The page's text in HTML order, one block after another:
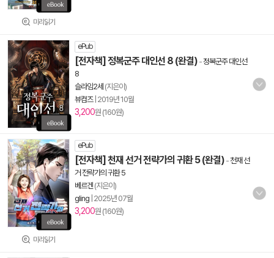
미리읽기
ePub
[전자책] 정복군주 대인선 8 (완결) -정복군주 대인선
8
슬라임2세 (지은이)
뷰컴즈| 2019년 10월
3,200원 (160원)
미리읽기
ePub
[전자책] 천재 선거 전략가의 귀환 5 (완결) -천재 선
거 전략가의 귀환 5
베르겐 (지은이)
gling 2025년 07월
3,200원 (160원)